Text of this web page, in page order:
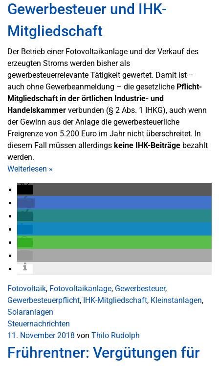
Gewerbesteuer und IHK-
Mitgliedschaft
Der Betrieb einer Fotovoltaikanlage und der Verkauf des
erzeugten Stroms werden bisher als
gewerbesteuerrelevante Tätigkeit gewertet. Damit ist –
auch ohne Gewerbeanmeldung – die gesetzliche Pflicht-
Mitgliedschaft in der örtlichen Industrie- und
Handelskammer verbunden (§ 2 Abs. 1 IHKG), auch wenn
der Gewinn aus der Anlage die gewerbesteuerliche
Freigrenze von 5.200 Euro im Jahr nicht überschreitet. In
diesem Fall müssen allerdings keine IHK-Beiträge bezahlt
werden.
Weiterlesen »
Fotovoltaik, Fotovoltaikanlage, Gewerbesteuer,
Gewerbesteuerpflicht, IHK-Mitgliedschaft, Kleinstanlagen,
Solaranlagen
Steuernachrichten
11. November 2018 von Thilo Rudolph
Frührentner: Vergütungen für